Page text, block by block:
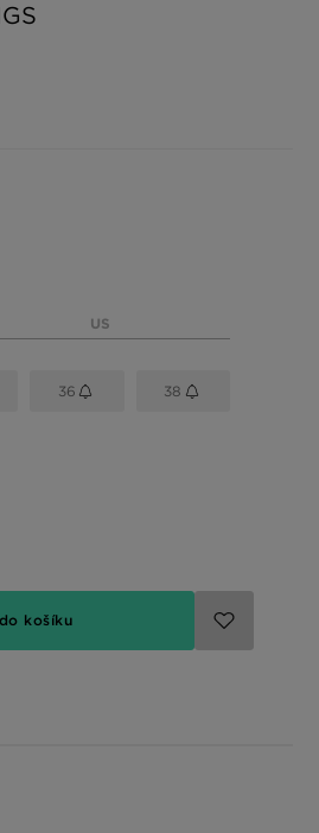
US
36 38
košíku